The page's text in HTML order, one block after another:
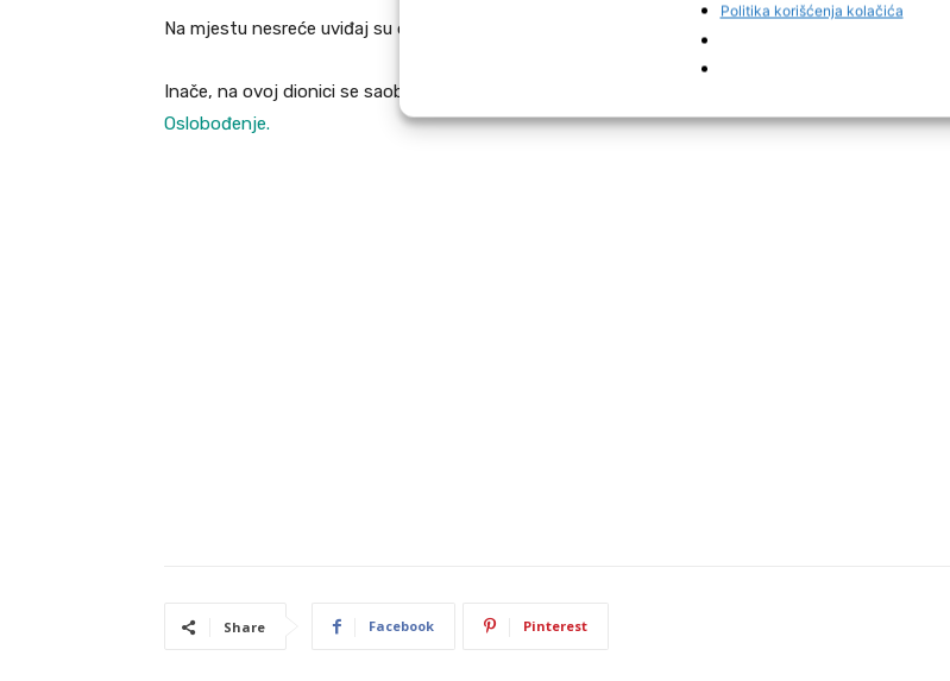
Politika korišćenja kolačića
Na mjestu nesreće uviđaj su obavili pripadnici Policijske stanice Visoko.
Inače, na ovoj dionici se saobraća usporeno, a vozači javljaju da su se formirale kolone vozila, piše
Oslobođenje.
Share Facebook Pinterest